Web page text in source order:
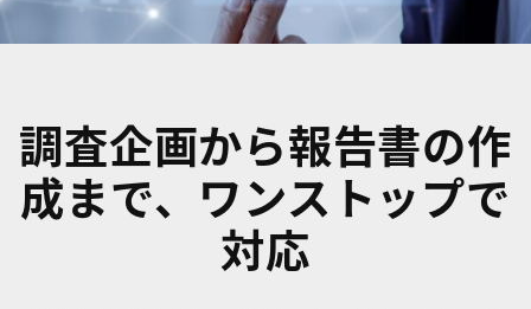
調査企画から報告書の作
成まで、ワンストップで
対応